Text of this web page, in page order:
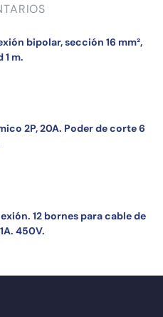
bipolar, sección 16 mm²,
m.
2P, 20A. Poder de corte 6
12 bornes para cable de
450V.